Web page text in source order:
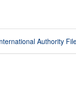
Authority